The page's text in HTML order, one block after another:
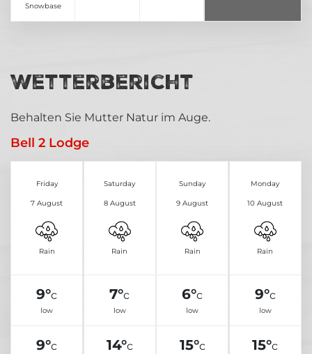
Snowbase
Wetterbericht
Behalten Sie Mutter Natur im Auge.
Bell 2 Lodge
Friday
7 August
Rain
9°c
low
9°c
Saturday
8 August
Rain
7°c
low
14°c
Sunday
9 August
Rain
6°c
low
15°c
Monday
10 August
Rain
9°c
low
15°c